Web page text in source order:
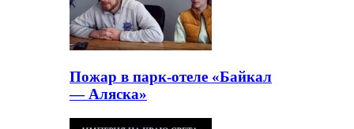
Пожар в парк-отеле «Байкал
— Аляска»